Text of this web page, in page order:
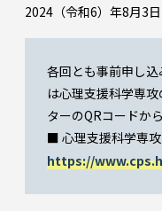
2024（令和6）年8月3
各回とも事前申し
は心理支援科学専
ターのQRコードか
■ 心理支援科学専攻
https://